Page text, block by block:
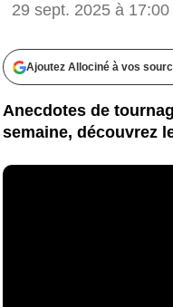
29 sept. 2025 à 17:00
Ajoutez Allociné à vos
Anecdotes de
semaine, découvrez